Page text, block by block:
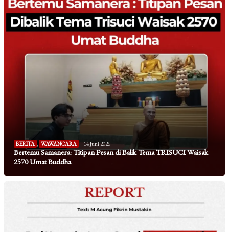
BERITA , WAWANCARA 14 Juni 2026
Bertemu Samanera: Titipan Pesan di Balik Tema TRISUCI Waisak
2570 Umat Buddha